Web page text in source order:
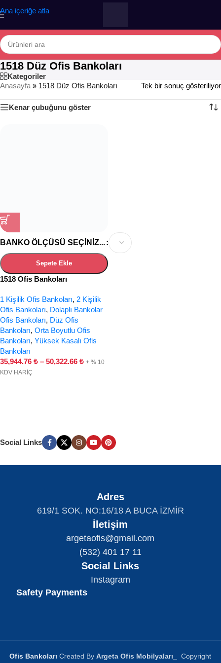
Ana içeriğe atla
1518 Düz Ofis Bankoları
Kategoriler
Anasayfa » 1518 Düz Ofis Bankoları Tek bir sonuç gösteriliyor
Kenar çubuğunu göster
BANKO ÖLÇÜSÜ SEÇINIZ...
Sepete Ekle
1518 Ofis Bankoları
1 Kişilik Ofis Bankoları, 2 Kişilik
Ofis Bankoları, Dolaplı Bankolar
Ofis Bankoları, Düz Ofis
Bankoları, Orta Boyutlu Ofis
Bankoları, Yüksek Kasalı Ofis
Bankoları
35,944.76 ₺ – 50,322.66 ₺ + % 10
KDV HARİÇ
Social Links
Adres
619/1 SOK. NO:16/18 A BUCA İZMİR
İletişim
argetaofis@gmail.com
(532) 401 17 11
Social Links
Instagram
Safety Payments
Ofis Bankoları Created ByArgeta Ofis Mobilyaları Copyright